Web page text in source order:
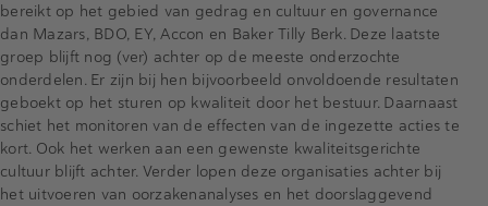
bereikt op het gebied van gedrag en cultuur en governance
dan Mazars, BDO, EY, Accon en Baker Tilly Berk. Deze laatste
groep blijft nog (ver) achter op de meeste onderzochte
onderdelen. Er zijn bij hen bijvoorbeeld onvoldoende resultaten
geboekt op het sturen op kwaliteit door het bestuur. Daarnaast
schiet het monitoren van de effecten van de ingezette acties te
kort. Ook het werken aan een gewenste kwaliteitsgerichte
cultuur blijft achter. Verder lopen deze organisaties achter bij
het uitvoeren van oorzakenanalyses en het doorslaggevend